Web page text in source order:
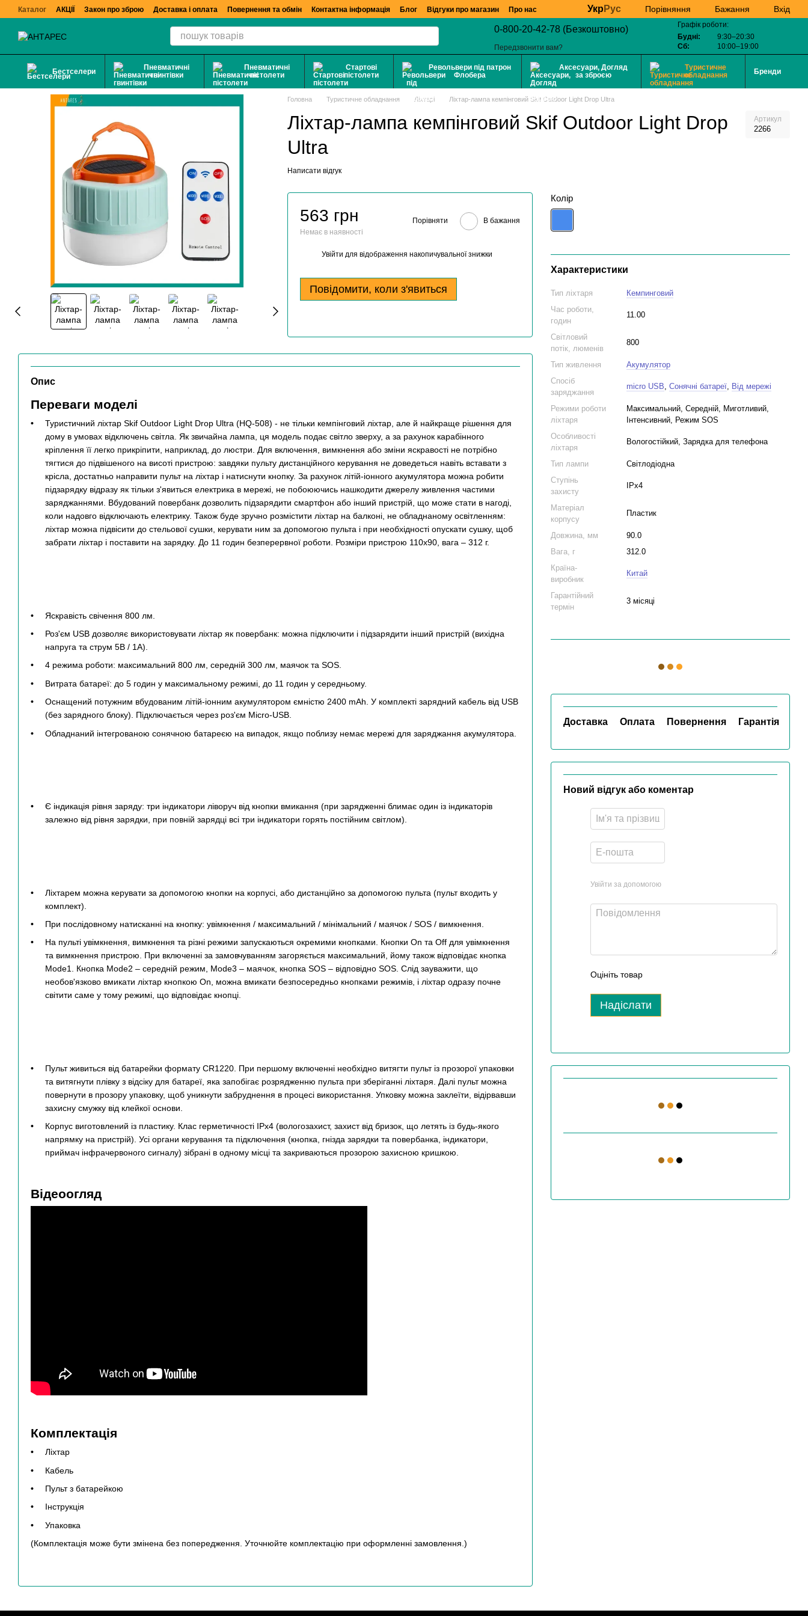
Перейти до основного контенту
Каталог АКЦІЇ Закон про зброю Доставка і оплата Повернення та обмін Контактна інформація Блог Відгуки про магазин Про нас УкрРус Порівняння Бажання Вхід
0-800-20-42-78 (Безкоштовно)
Передзвонити вам?
Графік роботи:
Будні:
9:30–20:30
Сб:
10:00–19:00
Бестселери
Пневматичні
гвинтівки
Пневматичні
пістолети
Стартові
пістолети
Револьвери під патрон
Флобера
Аксесуари, Догляд
за зброєю
Туристичне
обладнання
Бренди
Головна Туристичне обладнання Ліхтарі Ліхтар-лампа кемпінговий Skif Outdoor Light Drop Ultra
Ліхтар-лампа кемпінговий Skif Outdoor Light Drop
Ultra
Артикул
2266
Написати відгук
563 грн
Немає в наявності
Порівняти В бажання
Увійти для відображення накопичувальної знижки
Повідомити, коли з'явиться
Колір
Характеристики
Тип ліхтаря
Кемпинговий
Час роботи,
годин
11.00
Світловий
потік, люменів
800
Тип живлення
Акумулятор
Спосіб
заряджання
micro USB, Сонячні батареї, Від мережі
Режими роботи
ліхтаря
Максимальний, Середній, Миготливий,
Інтенсивний, Режим SOS
Особливості
ліхтаря
Вологостійкий, Зарядка для телефона
Тип лампи
Світлодіодна
Ступінь
захисту
IPx4
Матеріал
корпусу
Пластик
Довжина, мм
90.0
Вага, г
312.0
Країна-
виробник
Китай
Гарантійний
термін
3 місяці
Доставка Оплата Повернення Гарантія
Новий відгук або коментар
Увійти за допомогою
Оцініть товар
Надіслати
Опис
Переваги моделі
Туристичний ліхтар Skif Outdoor Light Drop Ultra (HQ-508) - не тільки кемпінговий ліхтар, але й найкраще рішення для
дому в умовах відключень світла. Як звичайна лампа, ця модель подає світло зверху, а за рахунок карабінного
кріплення її легко прикріпити, наприклад, до люстри. Для включення, вимкнення або зміни яскравості не потрібно
тягтися до підвішеного на висоті пристрою: завдяки пульту дистанційного керування не доведеться навіть вставати з
крісла, достатньо направити пульт на ліхтар і натиснути кнопку. За рахунок літій-іонного акумулятора можна робити
підзарядку відразу як тільки з'явиться електрика в мережі, не побоюючись нашкодити джерелу живлення частими
заряджаннями. Вбудований повербанк дозволить підзарядити смартфон або інший пристрій, що може стати в нагоді,
коли надовго відключають електрику. Також буде зручно розмістити ліхтар на балконі, не обладнаному освітленням:
ліхтар можна підвісити до стельової сушки, керувати ним за допомогою пульта і при необхідності опускати сушку, щоб
забрати ліхтар і поставити на зарядку. До 11 годин безперервної роботи. Розміри пристрою 110х90, вага – 312 г.
Яскравість свічення 800 лм.
Роз'єм USB дозволяє використовувати ліхтар як повербанк: можна підключити і підзарядити інший пристрій (вихідна
напруга та струм 5В / 1А).
4 режима роботи: максимальний 800 лм, середній 300 лм, маячок та SOS.
Витрата батареї: до 5 годин у максимальному режимі, до 11 годин у середньому.
Оснащений потужним вбудованим літій-іонним акумулятором ємністю 2400 mAh. У комплекті зарядний кабель від USB
(без зарядного блоку). Підключається через роз'єм Micro-USB.
Обладнаний інтегрованою сонячною батареєю на випадок, якщо поблизу немає мережі для заряджання акумулятора.
Є індикація рівня заряду: три індикатори ліворуч від кнопки вмикання (при зарядженні блимає один із індикаторів
залежно від рівня зарядки, при повній зарядці всі три індикатори горять постійним світлом).
Ліхтарем можна керувати за допомогою кнопки на корпусі, або дистанційно за допомогою пульта (пульт входить у
комплект).
При послідовному натисканні на кнопку: увімкнення / максимальний / мінімальний / маячок / SOS / вимкнення.
На пульті увімкнення, вимкнення та різні режими запускаються окремими кнопками. Кнопки On та Off для увімкнення
та вимкнення пристрою. При включенні за замовчуванням загоряється максимальний, йому також відповідає кнопка
Mode1. Кнопка Mode2 – середній режим, Mode3 – маячок, кнопка SOS – відповідно SOS. Слід зауважити, що
необов'язково вмикати ліхтар кнопкою On, можна вмикати безпосередньо кнопками режимів, і ліхтар одразу почне
світити саме у тому режимі, що відповідає кнопці.
Пульт живиться від батарейки формату CR1220. При першому включенні необхідно витягти пульт із прозорої упаковки
та витягнути плівку з відсіку для батареї, яка запобігає розрядженню пульта при зберіганні ліхтаря. Далі пульт можна
повернути в прозору упаковку, щоб уникнути забруднення в процесі використання. Упковку можна заклеїти, відірвавши
захисну смужку від клейкої основи.
Корпус виготовлений із пластику. Клас герметичності IPx4 (вологозахист, захист від бризок, що летять із будь-якого
напрямку на пристрій). Усі органи керування та підключення (кнопка, гнізда зарядки та повербанка, індикатори,
приймач інфрачервоного сигналу) зібрані в одному місці та закриваються прозорою захисною кришкою.
Відеоогляд
Комплектація
Ліхтар
Кабель
Пульт з батарейкою
Інструкція
Упаковка
(Комплектація може бути змінена без попередження. Уточнюйте комплектацію при оформленні замовлення.)